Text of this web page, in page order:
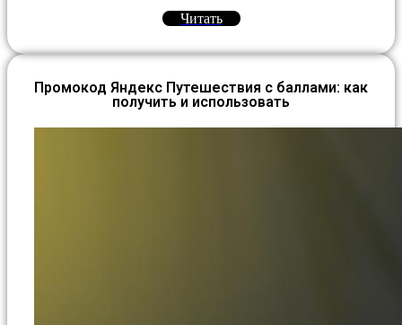
Читать
Промокод Яндекс Путешествия с баллами: как
получить и использовать